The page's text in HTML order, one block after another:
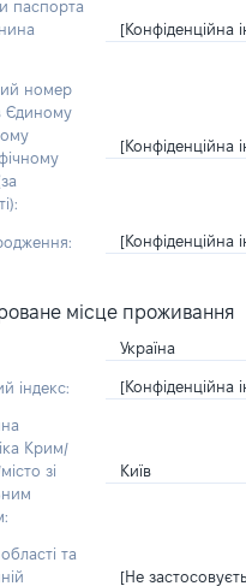
паспорта
[Конфіденційна
номер
Єдиному
[Конфіденційна
[Конфіденційна
місце проживання
Україна
індекс: [Конфіденційна
Крим/
зі
Київ
та
[Не